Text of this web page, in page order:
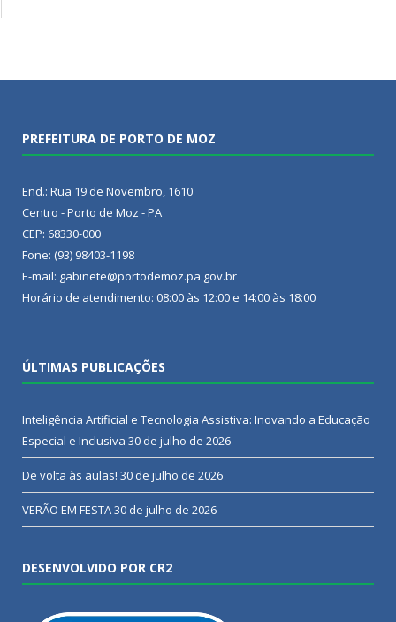
PREFEITURA DE PORTO DE MOZ
End.: Rua 19 de Novembro, 1610
Centro - Porto de Moz - PA
CEP: 68330-000
Fone: (93) 98403-1198
E-mail: gabinete@portodemoz.pa.gov.br
Horário de atendimento: 08:00 às 12:00 e 14:00 às 18:00
ÚLTIMAS PUBLICAÇÕES
Inteligência Artificial e Tecnologia Assistiva: Inovando a Educação
Especial e Inclusiva 30 de julho de 2026
De volta às aulas! 30 de julho de 2026
VERÃO EM FESTA30 de julho de 2026
DESENVOLVIDO POR CR2